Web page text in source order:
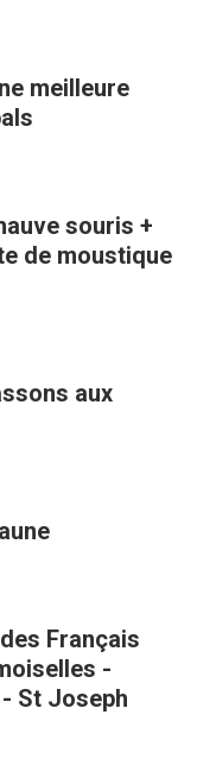
meilleure
souris +
de moustique
aux
Français
-
St Joseph